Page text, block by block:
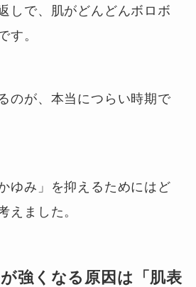
しで、肌がどんどんボロボ
す。
のが、本当につらい時期で
ゆみ」を抑えるためにはど
えました。
強くなる原因は「肌表